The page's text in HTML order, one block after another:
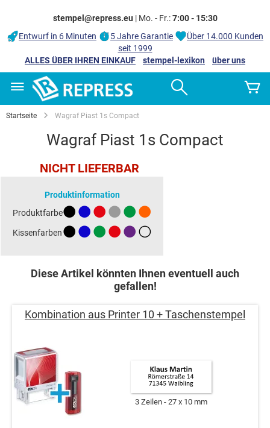
stempel@repress.eu | Mo. - Fr.:7:00 - 15:30
Entwurf in 6 Minuten
5 Jahre Garantie
Über 14.000 Kunden
seit 1999
ALLES ÜBER IHREN EINKAUF
stempel-lexikon
über uns
Startseite Wagraf Piast 1s Compact
Wagraf Piast 1s Compact
springen
springen
NICHT LIEFERBAR
Produktinformation
Produktfarbe
Kissenfarben
Diese Artikel könnten Ihnen eventuell auch
gefallen!
Kombination aus Printer 10 + Taschenstempel
3 Zeilen 27 x 10 mm